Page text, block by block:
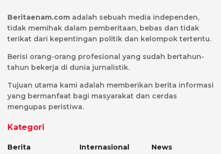
Beritaenam.com adalah sebuah media independen,
tidak memihak dalam pemberitaan, bebas dan tidak
terikat dari kepentingan politik dan kelompok tertentu.
Berisi orang-orang profesional yang sudah bertahun-
tahun bekerja di dunia jurnalistik.
Tujuan utama kami adalah memberikan berita informasi
yang bermanfaat bagi masyarakat dan cerdas
mengupas peristiwa.
Kategori
Berita
Internasional
News